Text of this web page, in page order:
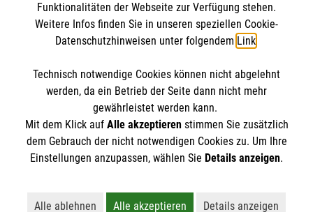
Empfänger: Malteser Hilfsdienst e.V.
Bank: Pax-Bank für Kirche und Caritas eG
IBAN: DE17370601201201214145
BIC: GENODED1PA7
So finden Sie uns
Up´n Nien Esch 15
48268 Greven
Telefon: 02571 57150
So finden Sie uns
Musterstraße 4
12345 Musterstadt
info.musterstadt@malteser.org
Der Malteser Hilfsdienst e.V. ist als eingetragene
Gewerbesteuer befreit.
Funktionalitäten der Webseite zur Verfügung stehen.
Weitere Infos finden Sie in unseren speziellen Cookie-
Datenschutzhinweisen unter folgendem Link.
Technisch notwendige Cookies können nicht abgelehnt
werden, da ein Betrieb der Seite dann nicht mehr
gewährleistet werden kann.
Mit dem Klick auf Alle akzeptierenstimmen Sie zusätzlich
dem Gebrauch der nicht notwendigen Cookies zu. Um Ihre
Einstellungen anzupassen, wählen Sie Details anzeigen.
Alle ablehnen Alle akzeptieren Details anzeigen